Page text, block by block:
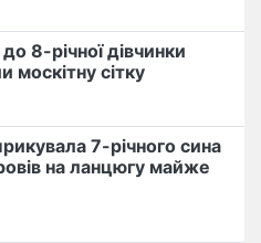
до 8-річної дівчинки
москітну сітку
7-річного сина
на ланцюгу майже